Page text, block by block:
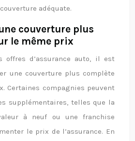
adéquate.
couverture plus
le même prix
offres d’assurance auto, il est
une couverture plus complète
Certaines compagnies peuvent
supplémentaires, telles que la
à neuf ou une franchise
le prix de l’assurance. En